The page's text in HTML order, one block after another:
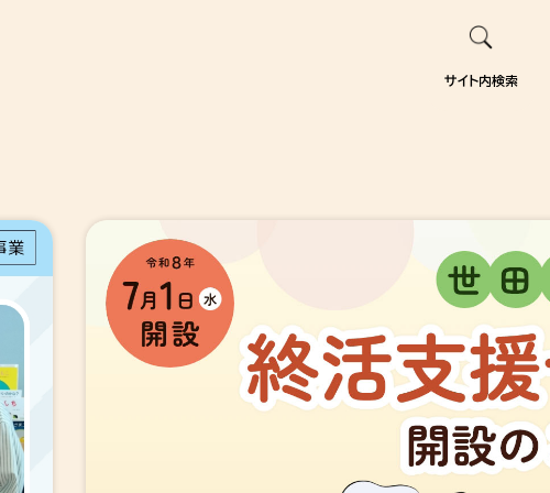
サイト内検索